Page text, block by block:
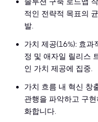
적인 전략적 목표의
발.
가치 제공(16%): 효과
정 및 애자일 릴리스
인 가치 제공에 집중.
가치 흐름 내 혁신 창
관행을 파악하고 구
화합니다.